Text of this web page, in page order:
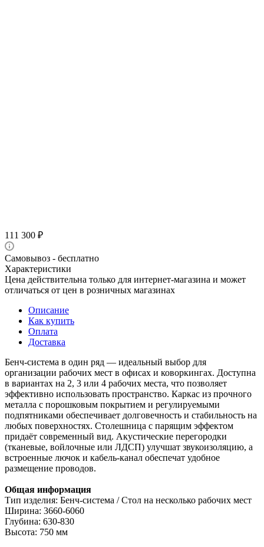
111 300 ₽
Самовывоз - бесплатно
Характеристики
Цена действительна только для интернет-магазина и может
отличаться от цен в розничных магазинах
Описание
Как купить
Оплата
Доставка
Бенч-система в один ряд — идеальный выбор для
организации рабочих мест в офисах и коворкингах. Доступна
в вариантах на 2, 3 или 4 рабочих места, что позволяет
эффективно использовать пространство. Каркас из прочного
металла с порошковым покрытием и регулируемыми
подпятниками обеспечивает долговечность и стабильность на
любых поверхностях. Столешница с парящим эффектом
придаёт современный вид. Акустические перегородки
(тканевые, войлочные или ЛДСП) улучшат звукоизоляцию, а
встроенные лючок и кабель-канал обеспечат удобное
размещение проводов.
Общая информация
Тип изделия: Бенч-система / Стол на несколько рабочих мест
Ширина: 3660-6060
Глубина: 630-830
Высота: 750 мм